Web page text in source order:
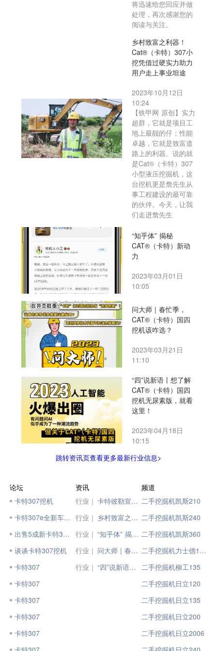
将迅速给您回应并做
处理，再次感谢您的
阅读与关注。
乡村致富之利器！
Cat®（卡特）307小
挖凭借过硬实力助力
用户走上事业坦途
2023年10月12日
10:24
【铁甲网 原创】实力
超群，它就是项目工
地上最靓的仔；性能
卓越，它就是致富道
路上的利器。说的就
是Cat®（卡特）307
小型液压挖掘机，这
台挖机更是詹先生从
事工程建设的最可靠
的伙伴。今天，让我
们走进詹先生
“知乎体” 揭秘
CAT®（卡特）新动
力
2023年03月01日
10:05
问大师 | 春忙季，
CAT®（卡特）国四
挖机该咋选？
2023年03月21日
11:10
“四”说新语丨想了解
CAT®（卡特）国四
挖机无尿素版，就看
这里！
2023年04月18日
10:15
跳转资讯页查看更多最新行业信息>
论坛
卡特307挖机
卡特307e全新车转让
出售5成新卡特307C
谈谈卡特307挖机
卡特307
卡特307
卡特307
卡特307
卡特307
资讯
行业｜
卡特彼勒宣布将推出全新Cat®（卡特）C13D柴油发动机
行业｜
乡村致富之利器！Cat®（卡特）307小挖凭借过硬实力助力用户走上事业坦途
行业｜
“知乎体” 揭秘CAT®（卡特）新动力
行业｜
问大师 | 春忙季，CAT®（卡特）国四挖机该咋选？
行业｜
“四”说新语丨想了解CAT®（卡特）国四挖机无尿素版，就看这里！
频道
二手挖掘机凯斯210
二手挖掘机凯斯240
二手挖掘机凯斯360
二手挖掘机力士德130
二手挖掘机柳工135
二手挖掘机日立120
二手挖掘机日立135
二手挖掘机日立200
二手挖掘机日立2006